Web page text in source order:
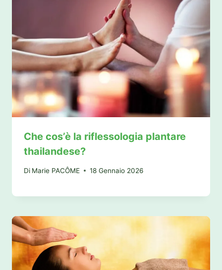
Che cos’è la riflessologia plantare
thailandese?
Di Marie PACÔME 18 Gennaio 2026